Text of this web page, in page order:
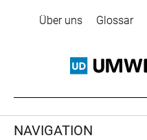
Über uns Glossar
NAVIGATION